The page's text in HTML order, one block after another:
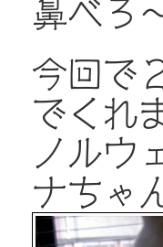
鼻べろ
今回で
でくれ
ノルウ
ナちゃ